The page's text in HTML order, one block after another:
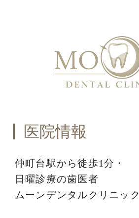
医院情報
仲町台駅から徒歩1分・
日曜診療の歯医者
ムーンデンタルクリニック